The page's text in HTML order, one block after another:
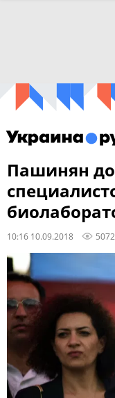
Пашинян
10:16 10.09.2018 5072